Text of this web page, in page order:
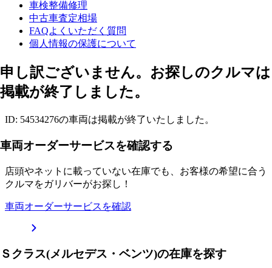
車検整備修理
中古車査定相場
FAQよくいただく質問
個人情報の保護について
申し訳ございません。お探しのクルマは
掲載が終了しました。
ID: 54534276の車両は掲載が終了いたしました。
車両オーダーサービスを確認する
店頭やネットに載っていない在庫でも、お客様の希望に合う
クルマをガリバーがお探し！
車両オーダーサービスを確認
Ｓクラス(メルセデス・ベンツ)の在庫を探す